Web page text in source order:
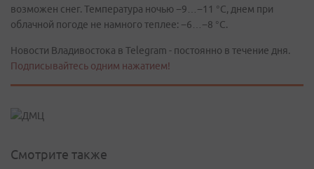
возможен снег. Температура ночью −9…−11 °С, днем при
облачной погоде не намного теплее: −6…−8 °С.
Новости Владивостока в Telegram - постоянно в течение дня.
Подписывайтесь одним нажатием!
Смотрите также